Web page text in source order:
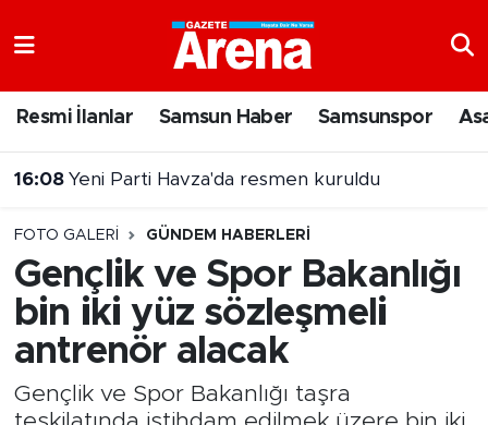
Resmi İlanlar Samsun Haber Samsunspor
16:08 Yeni Parti Havza'da resmen kuruldu
15:50 Bafra'nın dev sanayi projesinde üretim başladı
FOTO GALERI GÜNDEM HABERLERI
Gençlik ve Spor Bakanlığı
bin iki yüz sözleşmeli
antrenör alacak
Gençlik ve Spor Bakanlığı taşra
Süper Lig Puan Durumu ve Fikstür
Tüm Manşetler
Son Dakika Haberleri